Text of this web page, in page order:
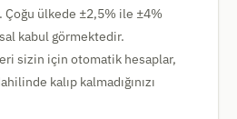
Çoğu ülkede ±2,5% ile ±4%
kabul görmektedir.
sizin için otomatik hesaplar,
kalıp kalmadığınızı